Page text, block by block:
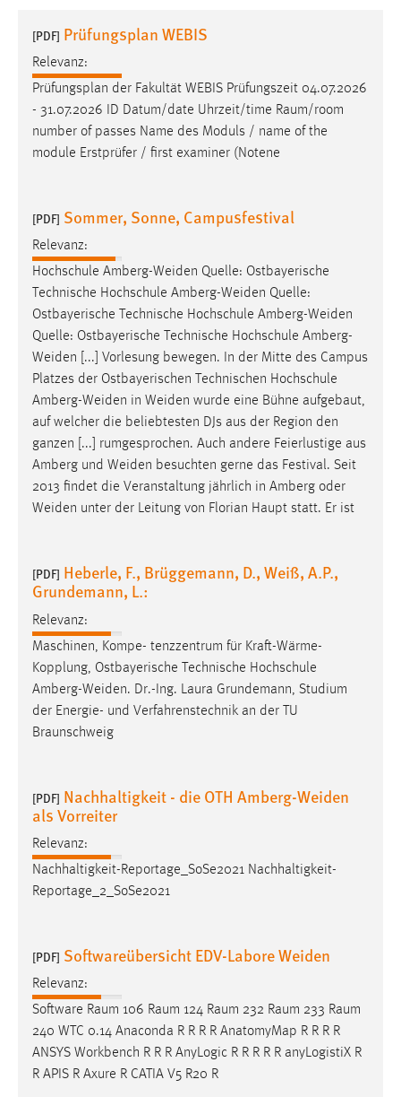
[PDF] Prüfungsplan WEBIS
Relevanz:
Prüfungsplan der Fakultät WEBIS Prüfungszeit 04.07.2026
- 31.07.2026 ID Datum/date Uhrzeit/time Raum/room
number of passes Name des Moduls / name of the
module Erstprüfer / first examiner (Notene
[PDF] Sommer, Sonne, Campusfestival
Relevanz:
Hochschule Amberg-Weiden Quelle: Ostbayerische
Technische Hochschule Amberg-Weiden Quelle:
Ostbayerische Technische Hochschule Amberg-Weiden
Quelle: Ostbayerische Technische Hochschule Amberg-
Weiden [...] Vorlesung bewegen. In der Mitte des Campus
Platzes der Ostbayerischen Technischen Hochschule
Amberg-Weiden in Weiden wurde eine Bühne aufgebaut,
auf welcher die beliebtesten DJs aus der Region den
ganzen [...] rumgesprochen. Auch andere Feierlustige aus
Amberg und Weiden besuchten gerne das Festival. Seit
2013 findet die Veranstaltung jährlich in Amberg oder
Weiden unter der Leitung von Florian Haupt statt. Er ist
[PDF] Heberle, F., Brüggemann, D., Weiß, A.P.,
Grundemann, L.:
Relevanz:
Maschinen, Kompe- tenzzentrum für Kraft-Wärme-
Kopplung, Ostbayerische Technische Hochschule
Amberg-Weiden. Dr.-Ing. Laura Grundemann, Studium
der Energie- und Verfahrenstechnik an der TU
Braunschweig
[PDF] Nachhaltigkeit - die OTH Amberg-Weiden
als Vorreiter
Relevanz:
Nachhaltigkeit-Reportage_SoSe2021 Nachhaltigkeit-
Reportage_2_SoSe2021
[PDF] Softwareübersicht EDV-Labore Weiden
Relevanz:
Software Raum 106 Raum 124 Raum 232 Raum 233 Raum
240 WTC 0.14 Anaconda R R R R AnatomyMap R R R R
ANSYS Workbench R R R AnyLogic R R R R R anyLogistiX R
R APIS R Axure R CATIA V5 R20 R
Performance
Name:
Zweck:
Sprachpräferenz
Name:
site-language-preference
Zweck:
Das Cookie speichert die gewählte Sprache der Website.
Cookie Laufzeit:
30 Tage
Chat
Name:
MibewSessionID, MIBEW_UserID, mibew_locale, mibew-
Zweck:
Wird benötigt um die Chatfunktion nutzen zu können.
Cookie Laufzeit:
MibewSessionID, mibew-chat-frame-style-
Jahre, MIBEW_UserID = 1 Jahr
Login
Zweck:
einloggen zu können.
Cookie Laufzeit:
STATISTIK
Statistik Cookies erfassen Informationen anonym.
Diese Informationen helfen uns zu verstehen, wie
unsere Besucher unsere Website nutzen.